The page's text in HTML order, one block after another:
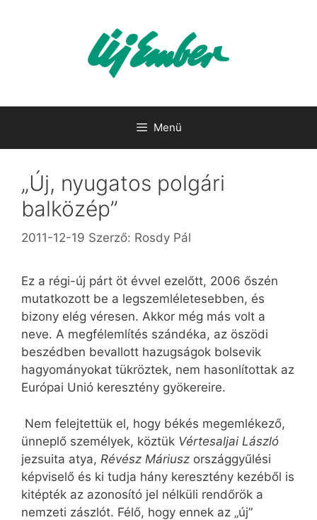
Menü
„Új, nyugatos polgári
balközép”
2011-12-19 Szerző: Rosdy Pál
Ez a régi-új párt öt évvel ezelőtt, 2006 őszén
mutatkozott be a legszemléletesebben, és
bizony elég véresen. Akkor még más volt a
neve. A megfélemlítés szándéka, az öszödi
beszédben bevallott hazugságok bolsevik
hagyományokat tükröztek, nem hasonlítottak az
Európai Unió keresztény gyökereire.
Nem felejtettük el, hogy békés megemlékező,
ünneplő személyek, köztük Vértesaljai László
jezsuita atya, Révész Máriusz országgyűlési
képviselő és ki tudja hány keresztény kezéből is
kitépték az azonosító jel nélküli rendőrök a
nemzeti zászlót. Félő, hogy ennek az „új”